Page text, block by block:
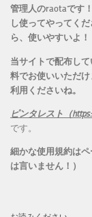
管理人のraotaです
し使ってやってく
ら、 使いやすいよ！
当サイトで配布し
料でお使いいただけ
利用くださいね。
ピンタレスト（
です。
細かな使用規約は
は言いません！）